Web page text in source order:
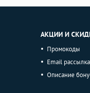
АКЦИИ И
Промокоды
Email рассылка
Описание